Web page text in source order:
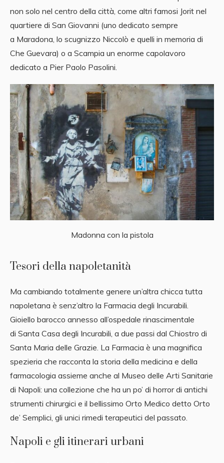
non solo nel centro della città, come altri famosi Jorit nel
quartiere di San Giovanni (uno dedicato sempre
a Maradona, lo scugnizzo Niccolò e quelli in memoria di
Che Guevara) o a Scampia un enorme capolavoro
dedicato a Pier Paolo Pasolini.
Madonna con la pistola
Tesori della napoletanità
Ma cambiando totalmente genere un’altra chicca tutta
napoletana è senz’altro la Farmacia degli Incurabili.
Gioiello barocco annesso all’ospedale rinascimentale
di Santa Casa degli Incurabili, a due passi dal Chiostro di
Santa Maria delle Grazie. La Farmacia è una magnifica
spezieria che racconta la storia della medicina e della
farmacologia assieme anche al Museo delle Arti Sanitarie
di Napoli: una collezione che ha un po’ di horror di antichi
strumenti chirurgici e il bellissimo Orto Medico detto Orto
de’ Semplici, gli unici rimedi terapeutici del passato.
Napoli e gli itinerari urbani